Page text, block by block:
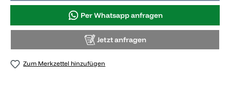
Per Whatsapp anfragen
Jetzt anfragen
Zum Merkzettel hinzufügen